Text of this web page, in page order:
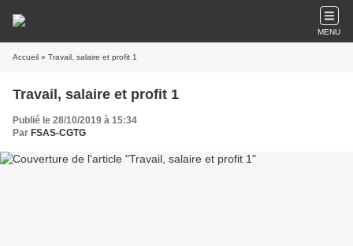
MENU
Accueil » Travail, salaire et profit 1
Travail, salaire et profit 1
Publié le 28/10/2019 à 15:34
Par FSAS-CGTG